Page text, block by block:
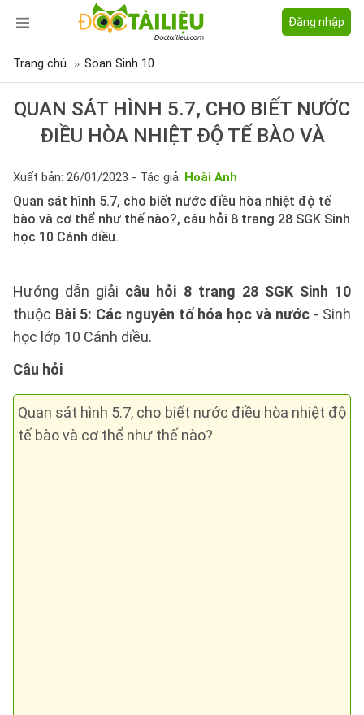
Đăng nhập
Trang chủ Soạn Sinh 10
QUAN SÁT HÌNH 5.7, CHO BIẾT NƯỚC
ĐIỀU HÒA NHIỆT ĐỘ TẾ BÀO VÀ
Xuất bản: 26/01/2023 - Tác giả: Hoài Anh
Quan sát hình 5.7, cho biết nước điều hòa nhiệt độ tế
bào và cơ thể như thế nào?, câu hỏi 8 trang 28 SGK Sinh
học 10 Cánh diều.
Hướng dẫn giải câu hỏi 8 trang 28 SGK Sinh 10
thuộc Bài 5: Các nguyên tố hóa học và nước - Sinh
học lớp 10 Cánh diều.
Câu hỏi
Quan sát hình 5.7, cho biết nước điều hòa nhiệt độ
tế bào và cơ thể như thế nào?